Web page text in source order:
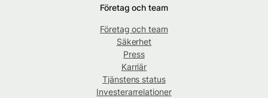
Företag och team
Företag och team
Säkerhet
Press
Karriär
Tjänstens status
Investerarrelationer